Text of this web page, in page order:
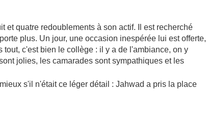
et quatre redoublements à son actif. Il est recherché
plus. Un jour, une occasion inespérée lui est offerte,
tout, c'est bien le collège : il y a de l'ambiance, on y
jolies, les camarades sont sympathiques et les
s'il n'était ce léger détail : Jahwad a pris la place